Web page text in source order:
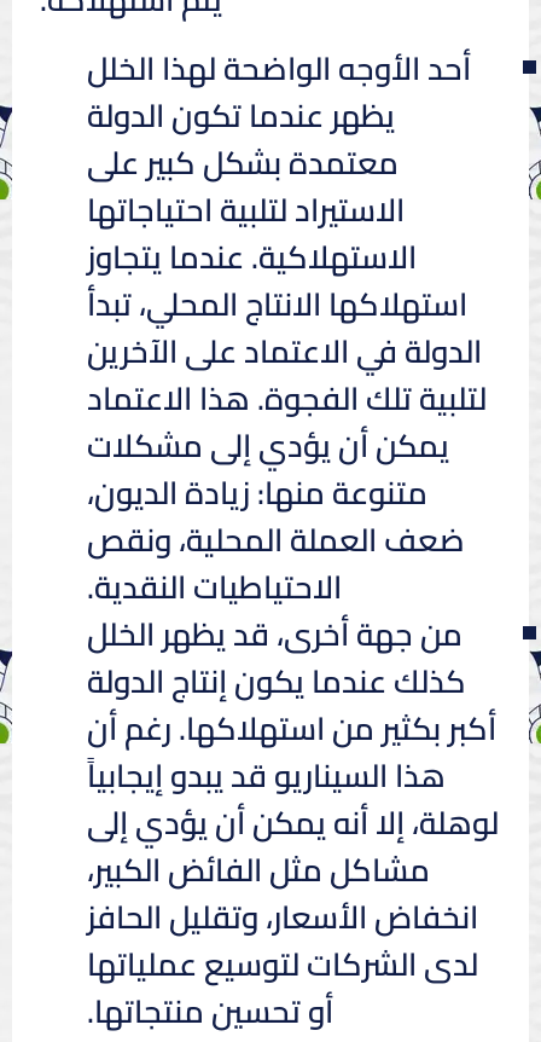
أحد الأوجه الواضحة لهذا الخلل
يظهر عندما تكون الدولة
معتمدة بشكل كبير على
الاستيراد لتلبية احتياجاتها
الاستهلاكية. عندما يتجاوز
استهلاكها الانتاج المحلي، تبدأ
الدولة في الاعتماد على الآخرين
لتلبية تلك الفجوة. هذا الاعتماد
يمكن أن يؤدي إلى مشكلات
متنوعة منها: زيادة الديون،
ضعف العملة المحلية، ونقص
الاحتياطيات النقدية.
من جهة أخرى، قد يظهر الخلل
كذلك عندما يكون إنتاج الدولة
أكبر بكثير من استهلاكها. رغم أن
هذا السيناريو قد يبدو إيجابياً
لوهلة، إلا أنه يمكن أن يؤدي إلى
مشاكل مثل الفائض الكبير،
انخفاض الأسعار، وتقليل الحافز
لدى الشركات لتوسيع عملياتها
أو تحسين منتجاتها.